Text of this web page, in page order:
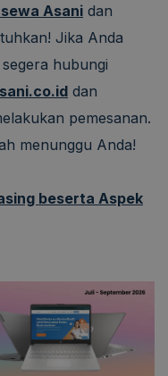
Asani dan
Jika Anda
hubungi
dan
pemesanan.
menunggu Anda!
beserta Aspek